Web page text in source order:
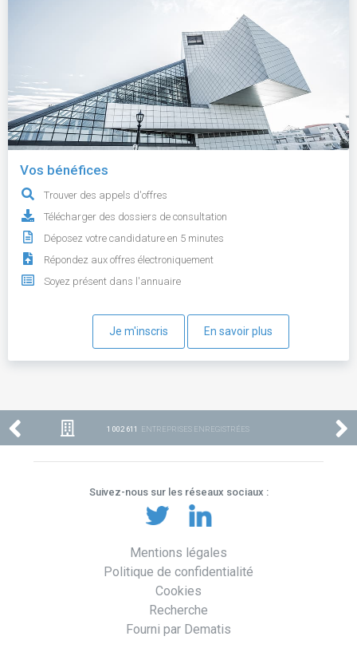
Vos bénéfices
Trouver des appels d'offres
Télécharger des dossiers de consultation
Déposez votre candidature en 5 minutes
Répondez aux offres électroniquement
Soyez présent dans l'annuaire
Je m'inscris En savoir plus
1 002 611 ENTREPRISES ENREGISTRÉES
Suivez-nous sur les réseaux sociaux :
Mentions légales
Politique de confidentialité
Cookies
Recherche
Fourni par Dematis